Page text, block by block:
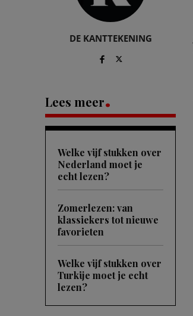
DE KANTTEKENING
Lees meer
Welke vijf stukken over
Nederland moet je
echt lezen?
Zomerlezen: van
klassiekers tot nieuwe
favorieten
Welke vijf stukken over
Turkije moet je echt
lezen?